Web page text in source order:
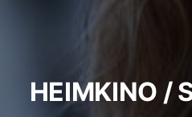
HEIMKINO /